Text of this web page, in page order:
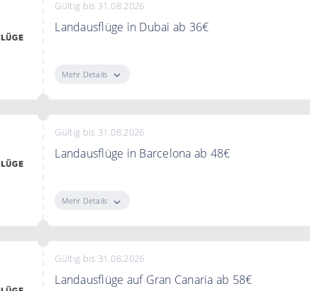
Gültig bis 31.08.2026
Landausflüge in Dubai ab 36€
Mehr Details
Gültig bis 31.08.2026
Landausflüge in Barcelona ab 48€
Mehr Details
Gültig bis 31.08.2026
Landausflüge auf Gran Canaria ab 58€